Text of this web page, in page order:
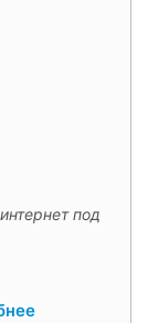
под